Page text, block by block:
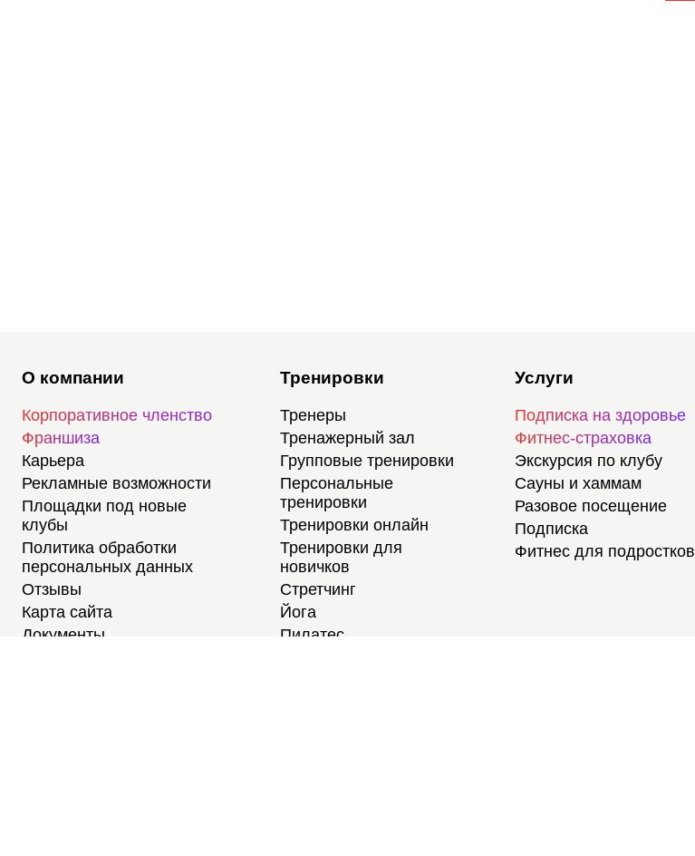
О компании
Корпоративное членство
Франшиза
Карьера
Рекламные возможности
Площадки под новые
клубы
Политика обработки
персональных данных
Отзывы
Карта сайта
Документы
Тренировки
Тренеры
Тренажерный зал
Групповые тренировки
Персональные
тренировки
Тренировки онлайн
Тренировки для
новичков
Стретчинг
Йога
Пилатес
Услуги
Подписка на здоровье
Фитнес-страховка
Экскурсия по клубу
Сауны и хаммам
Разовое посещение
Подписка
Фитнес для подростков